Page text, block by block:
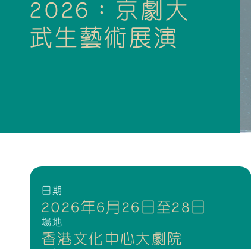
2026：京劇大
武生藝術展演
日期
2026年6月26日至28日
場地
香港文化中心大劇院